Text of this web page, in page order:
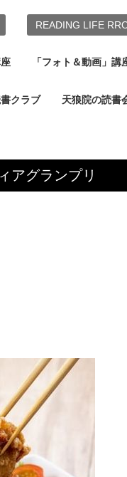
「フォト＆動画」講
クラブ 天狼院の読書
READING LIFE
アグランプリ